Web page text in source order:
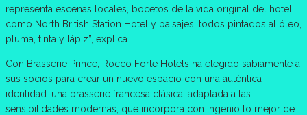
representa escenas locales, bocetos de la vida original del hotel
como North British Station Hotel y paisajes, todos pintados al óleo,
pluma, tinta y lápiz”, explica.
Con Brasserie Prince, Rocco Forte Hotels ha elegido sabiamente a
sus socios para crear un nuevo espacio con una auténtica
identidad: una brasserie francesa clásica, adaptada a las
sensibilidades modernas, que incorpora con ingenio lo mejor de